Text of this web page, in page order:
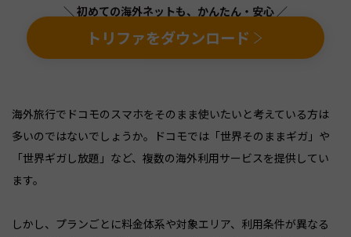
＼ 初めての海外ネットも、かんたん・安心 ／
トリファをダウンロード
海外旅行でドコモのスマホをそのまま使いたいと考えている方は
多いのではないでしょうか。ドコモでは「世界そのままギガ」や
「世界ギガし放題」など、複数の海外利用サービスを提供してい
ます。
しかし、プランごとに料金体系や対象エリア、利用条件が異なる